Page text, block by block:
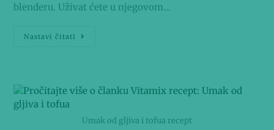
blenderu. Uživat ćete u njegovom…
Nastavi čitati
Umak od gljiva i tofua recept